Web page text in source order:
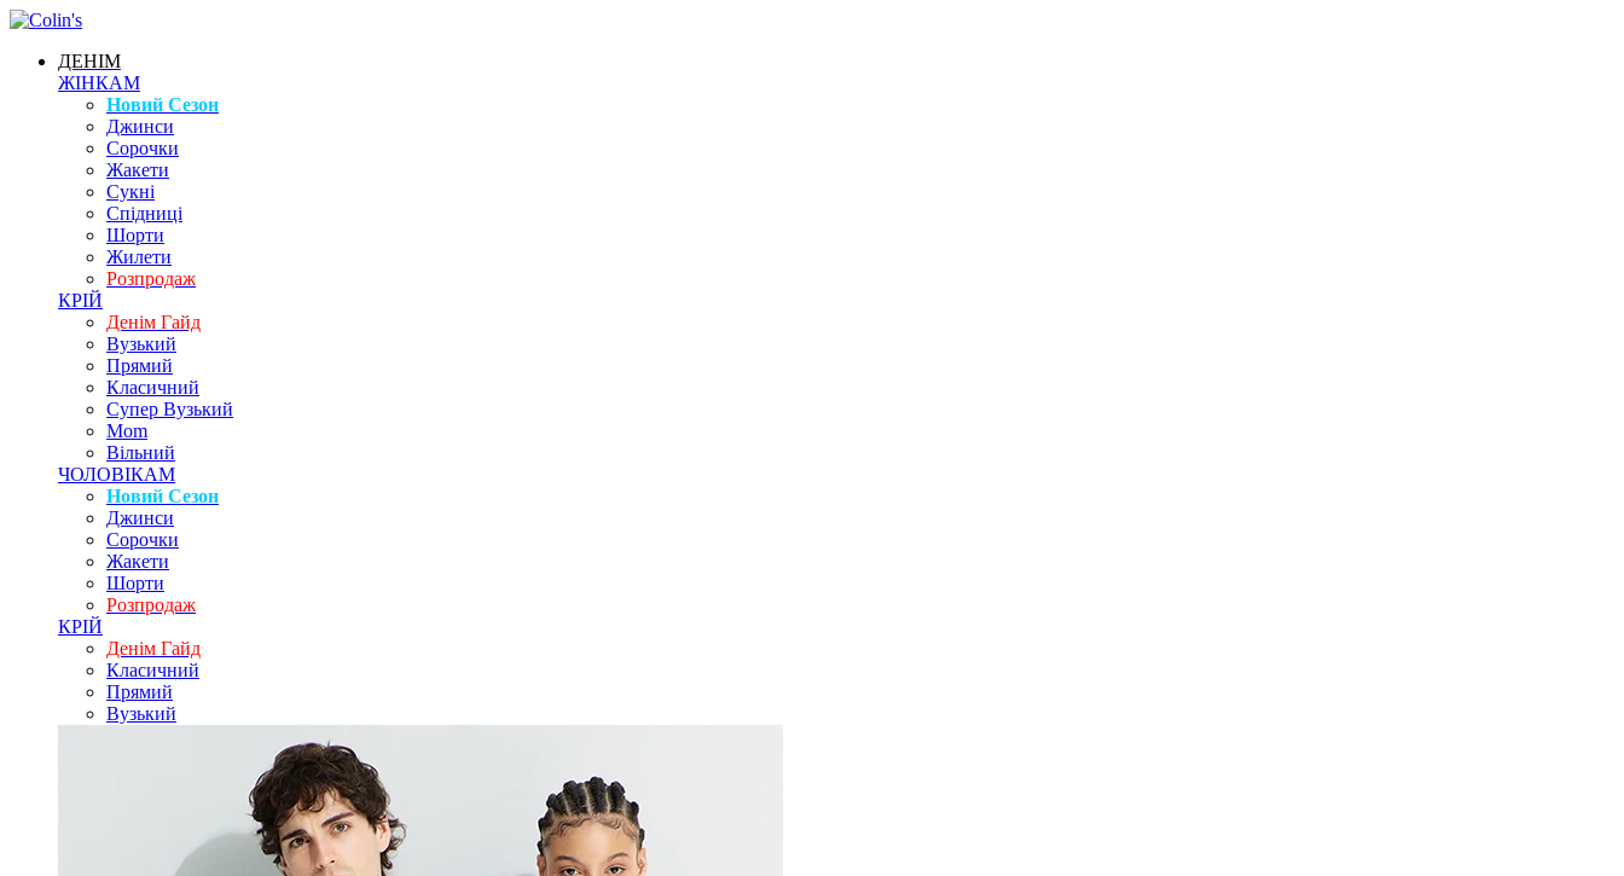
ДЕНІМ
ЖІНКАМ
Новий Сезон
Джинси
Сорочки
Жакети
Сукні
Спідниці
Шорти
Жилети
Розпродаж
КРІЙ
Денім Гайд
Вузький
Прямий
Класичний
Супер Вузький
Mom
Вільний
ЧОЛОВІКАМ
Новий Сезон
Джинси
Сорочки
Жакети
Шорти
Розпродаж
КРІЙ
Денім Гайд
Класичний
Прямий
Вузький